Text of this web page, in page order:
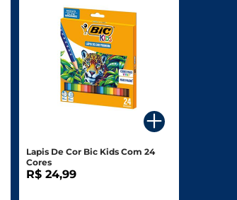
Lapis De Cor Bic Kids Com 24
Cores
R$ 24,99